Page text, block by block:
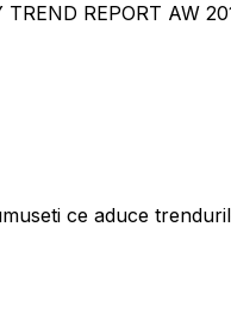
REPORT AW
ce aduce